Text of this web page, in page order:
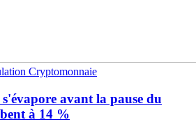
Cryptomonnaie
avant la pause du
à 14 %